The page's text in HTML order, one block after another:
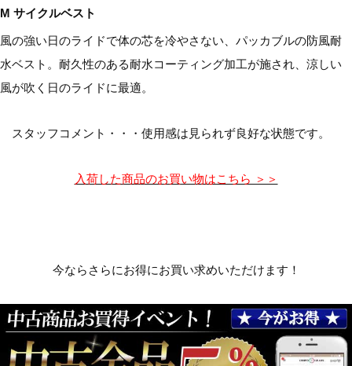
M サイクルベスト
風の強い日のライドで体の芯を冷やさない、パッカブルの防風耐
水ベスト。耐久性のある耐水コーティング加工が施され、涼しい
風が吹く日のライドに最適。
スタッフコメント・・・使用感は見られず良好な状態です。
入荷した商品のお買い物はこちら ＞＞
今ならさらにお得にお買い求めいただけます！